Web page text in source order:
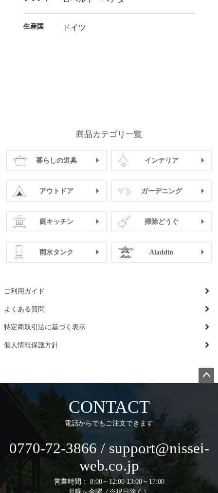
生産国 ドイツ
商品カテゴリ一覧
暮らしの道具 インテリア
アウトドア ガーデニング
庭キッチン 掃除どうぐ
雨水タンク Aladdin
ご利用ガイド
よくある質問
特定商取引法に基づく表示
個人情報保護方針
CONTACT
電話からでもご注文できます
0770-72-3866 / support@nissei-
web.co.jp
営業時間： 8:00～12:00 13:00～17:00